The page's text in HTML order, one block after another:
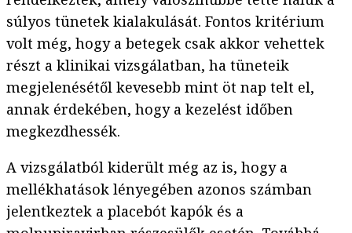
súlyos tünetek kialakulását. Fontos kritérium
volt még, hogy a betegek csak akkor vehettek
részt a klinikai vizsgálatban, ha tüneteik
megjelenésétől kevesebb mint öt nap telt el,
annak érdekében, hogy a kezelést időben
megkezdhessék.
A vizsgálatból kiderült még az is, hogy a
mellékhatások lényegében azonos számban
jelentkeztek a placebót kapók és a